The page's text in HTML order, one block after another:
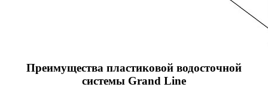
Преимущества пластиковой водосточной
системы Grand Line